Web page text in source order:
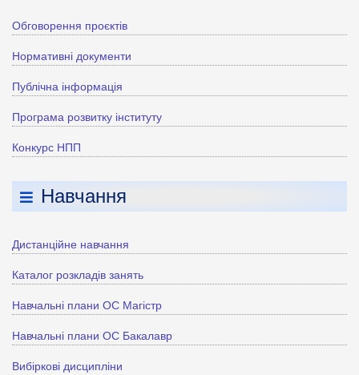
Обговорення проєктів
Нормативні документи
Публічна інформація
Програма розвитку інституту
Конкурс НПП
Навчання
Дистанційне навчання
Каталог розкладів занять
Навчальні плани ОС Магістр
Навчальні плани ОС Бакалавр
Вибіркові дисципліни